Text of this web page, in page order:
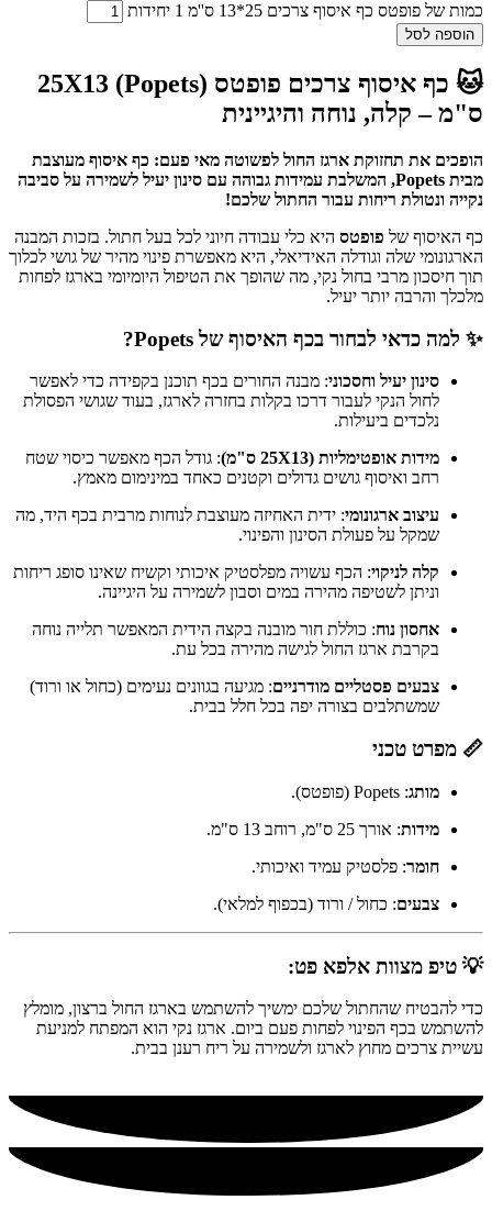
כמות של פופטס כף איסוף צרכים 25*13 ס''מ 1 יחידות
הוספה לסל
🐱 כף איסוף צרכים פופטס (Popets) 25X13
ס"מ – קלה, נוחה והיגיינית
הופכים את תחזוקת ארגז החול לפשוטה מאי פעם: כף איסוף מעוצבת
מבית Popets, המשלבת עמידות גבוהה עם סינון יעיל לשמירה על סביבה
נקייה ונטולת ריחות עבור החתול שלכם!
כף האיסוף של פופטס היא כלי עבודה חיוני לכל בעל חתול. בזכות המבנה
הארגונומי שלה וגודלה האידיאלי, היא מאפשרת פינוי מהיר של גושי לכלוך
תוך חיסכון מרבי בחול נקי, מה שהופך את הטיפול היומיומי בארגז לפחות
מלכלך והרבה יותר יעיל.
✨ למה כדאי לבחור בכף האיסוף של Popets?
סינון יעיל וחסכוני: מבנה החורים בכף תוכנן בקפידה כדי לאפשר
לחול הנקי לעבור דרכו בקלות בחזרה לארגז, בעוד שגושי הפסולת
נלכדים ביעילות.
מידות אופטימליות (25X13 ס"מ)
: גודל הכף מאפשר כיסוי שטח
רחב ואיסוף גושים גדולים וקטנים כאחד במינימום מאמץ.
עיצוב ארגונומי: ידית האחיזה מעוצבת לנוחות מרבית בכף היד, מה
שמקל על פעולת הסינון והפינוי.
קלה לניקוי: הכף עשויה מפלסטיק איכותי וקשיח שאינו סופג ריחות
וניתן לשטיפה מהירה במים וסבון לשמירה על היגיינה.
אחסון נוח: כוללת חור מובנה בקצה הידית המאפשר תלייה נוחה
בקרבת ארגז החול לגישה מהירה בכל עת.
צבעים פסטליים מודרניים: מגיעה בגוונים נעימים (כחול או ורוד)
שמשתלבים בצורה יפה בכל חלל בבית.
📏 מפרט טכני
מותג: Popets (פופטס).
מידות: אורך 25 ס"מ, רוחב 13 ס"מ.
חומר: פלסטיק עמיד ואיכותי.
צבעים: כחול / ורוד (בכפוף למלאי).
💡 טיפ מצוות אלפא פט:
כדי להבטיח שהחתול שלכם ימשיך להשתמש בארגז החול ברצון, מומלץ
להשתמש בכף הפינוי לפחות פעם ביום. ארגז נקי הוא המפתח למניעת
עשיית צרכים מחוץ לארגז ולשמירה על ריח רענן בבית.